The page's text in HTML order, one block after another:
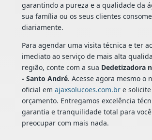
garantindo a pureza e a qualidade da
sua família ou os seus clientes
diariamente.
Para agendar uma visita técnica e ter
imediato ao serviço de mais alta
região, conte com a sua Dedetizadora
- Santo André. Acesse agora mesmo o
oficial em ajaxsolucoes.com.bre solicite
orçamento. Entregamos excelência
garantia e tranquilidade total para
preocupar com mais nada.